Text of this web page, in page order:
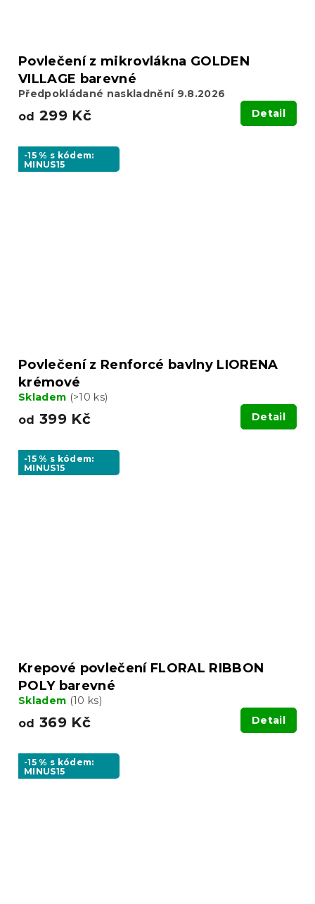
Povlečení z mikrovlákna GOLDEN
VILLAGE barevné
Předpokládané naskladnění 9.8.2026
od 299 Kč Detail
-15 % s kódem:
MINUS15
Povlečení z Renforcé bavlny LIORENA
krémové
Skladem (>10 ks)
od 399 Kč Detail
-15 % s kódem:
MINUS15
Krepové povlečení FLORAL RIBBON
POLY barevné
Skladem (10 ks)
od 369 Kč Detail
-15 % s kódem:
MINUS15